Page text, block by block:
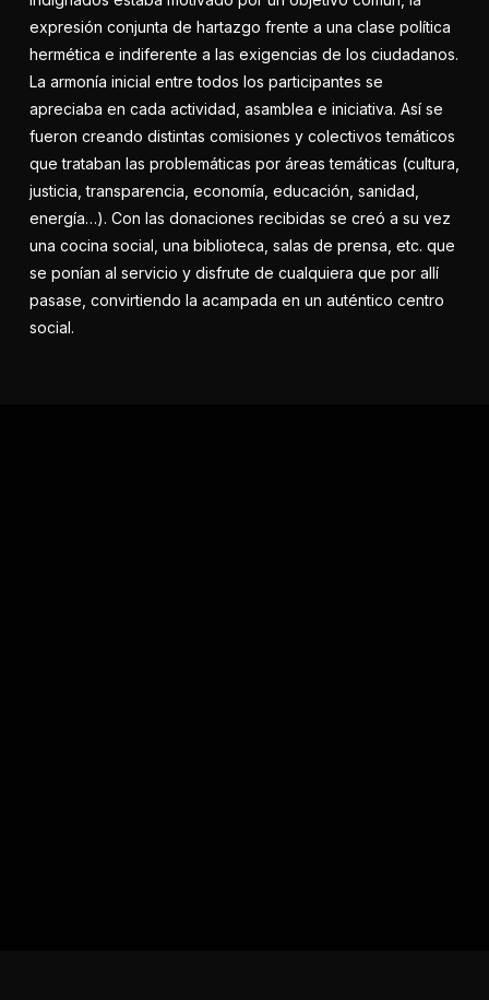
expresión conjunta de hartazgo frente a una clase política
hermética e indiferente a las exigencias de los ciudadanos.
La armonía inicial entre todos los participantes se
apreciaba en cada actividad, asamblea e iniciativa. Así se
fueron creando distintas comisiones y colectivos temáticos
que trataban las problemáticas por áreas temáticas (cultura,
justicia, transparencia, economía, educación, sanidad,
energía…). Con las donaciones recibidas se creó a su vez
una cocina social, una biblioteca, salas de prensa, etc. que
se ponían al servicio y disfrute de cualquiera que por allí
pasase, convirtiendo la acampada en un auténtico centro
social.